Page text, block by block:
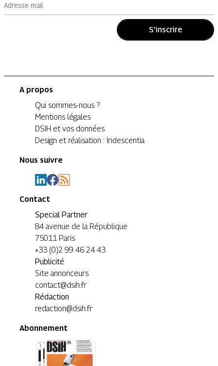
Adresse mail
S'inscrire
A propos
Qui sommes-nous ?
Mentions légales
DSIH et vos données
Design et réalisation : Iridescentia
Nous suivre
Contact
Special Partner
84 avenue de la République
75011 Paris
+33 (0)2 99 46 24 43
Publicité
Site annonceurs
contact@dsih.fr
Rédaction
redaction@dsih.fr
Abonnement